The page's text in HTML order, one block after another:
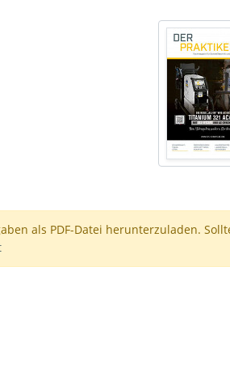
als PDF-Datei herunterzuladen.